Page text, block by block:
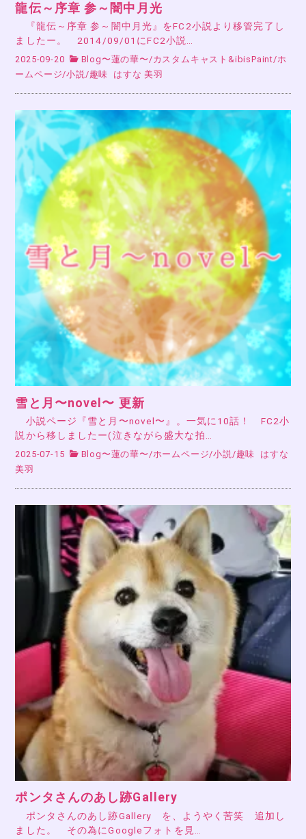
龍伝～序章 参～闇中月光
『龍伝～序章 参～闇中月光』をFC2小説より移管完了し
ましたー。 2014/09/01にFC2小説…
2025-09-20 Blog〜蓮の華〜/カスタムキャスト&ibisPaint/ホ
ームページ/小説/趣味 はすな 美羽
雪と月〜novel〜 更新
小説ページ『雪と月〜novel〜』。一気に10話！ FC2小
説から移しましたー(泣きながら盛大な拍…
2025-07-15 Blog〜蓮の華〜/ホームページ/小説/趣味
はすな
美羽
ポンタさんのあし跡Gallery
ポンタさんのあし跡Gallery を、ようやく苦笑 追加し
ました。 その為にGoogleフォトを見…